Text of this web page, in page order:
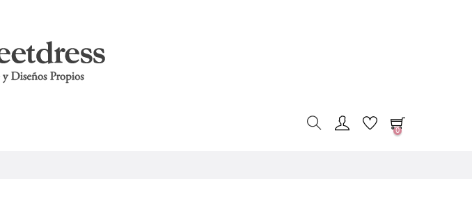
0